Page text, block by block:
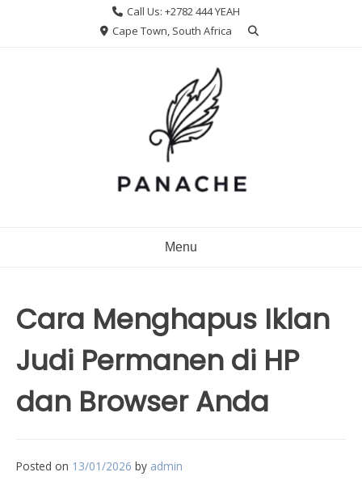
Call Us: +2782 444 YEAH
Cape Town, South Africa
Menu
Cara Menghapus Iklan
Judi Permanen di HP
dan Browser Anda
Posted on 13/01/2026 by admin